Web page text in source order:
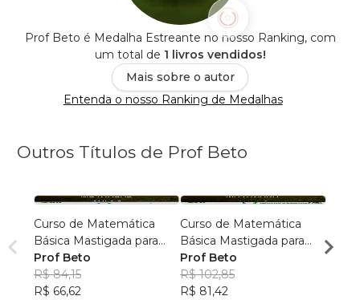
Prof Beto é Medalha Estreante no nosso Ranking, com
um total de 1 livros vendidos!
Mais sobre o autor
Entenda o nosso Ranking de Medalhas
Outros Títulos de Prof Beto
Curso de Matemática
Básica Mastigada para
Concursos
Prof Beto
R$ 84,15
R$ 66,62
Curso de Matemática
Básica Mastigada para
Concursos
Prof Beto
R$ 102,85
R$ 81,42
Prof